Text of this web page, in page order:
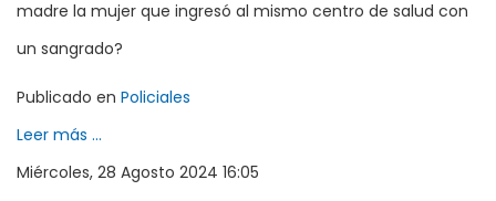
madre la mujer que ingresó al mismo centro de salud con
un sangrado?
Publicado en Policiales
Leer más ...
Miércoles, 28 Agosto 2024 16:05